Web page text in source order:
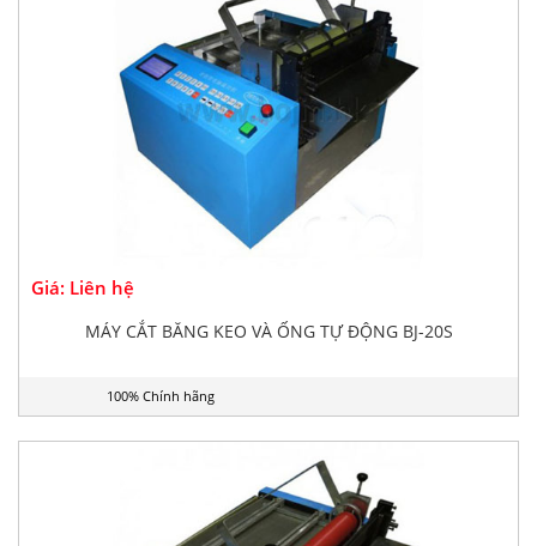
Giá: Liên hệ
MÁY CẮT BĂNG KEO VÀ ỐNG TỰ ĐỘNG BJ-20S
100% Chính hãng